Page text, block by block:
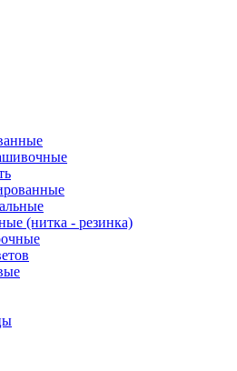
(нитка - резинка)